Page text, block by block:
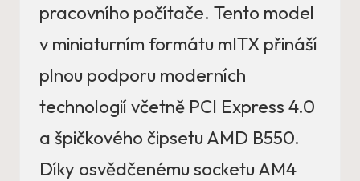
pracovního počítače. Tento model
v miniaturním formátu mITX přináší
plnou podporu moderních
technologií včetně PCI Express 4.0
a špičkového čipsetu AMD B550.
Díky osvědčenému socketu AM4